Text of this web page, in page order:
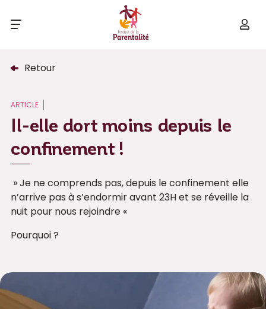
Retour
ARTICLE
Il-elle dort moins depuis le
confinement !
» Je ne comprends pas, depuis le confinement elle
n’arrive pas à s’endormir avant 23H et se réveille la
nuit pour nous rejoindre «
Pourquoi ?